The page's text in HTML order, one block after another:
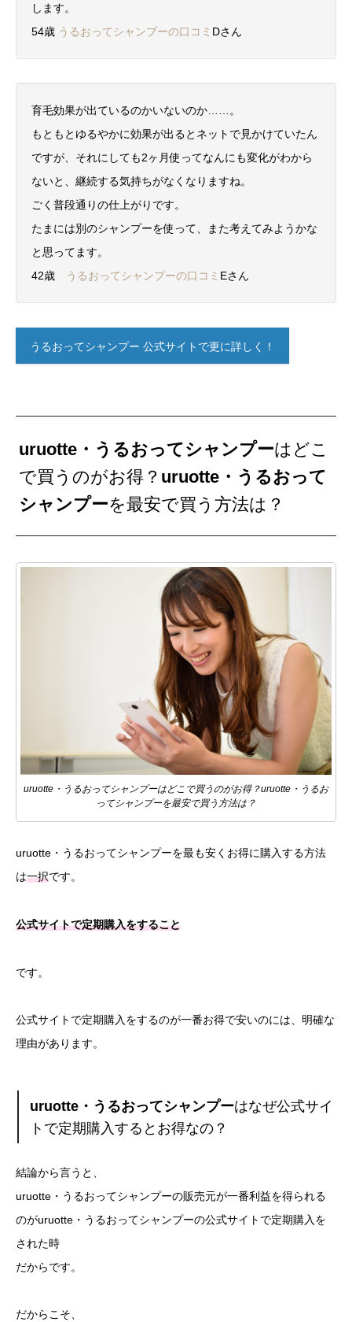
します。
54歳 うるおってシャンプーの口コミ Dさん
育毛効果が出ているのかいないのか……。
もともとゆるやかに効果が出るとネットで見かけていたん
ですが、それにしても2ヶ月使ってなんにも変化がわから
ないと、継続する気持ちがなくなりますね。
ごく普段通りの仕上がりです。
たまには別のシャンプーを使って、また考えてみようかな
と思ってます。
42歳
うるおってシャンプーの口コミ Eさん
うるおってシャンプー 公式サイトで更に詳しく！
uruotte・うるおってシャンプーはどこ
で買うのがお得？ uruotte・うるおって
シャンプーを最安で買う方法は？
uruotte・うるおってシャンプーはどこで買うのがお得？uruotte・うるお
ってシャンプーを最安で買う方法は？
uruotte・うるおってシャンプーを最も安くお得に購入する方法
は一択です。
公式サイトで定期購入をすること
です。
公式サイトで定期購入をするのが一番お得で安いのには、明確な
理由があります。
uruotte・うるおってシャンプーはなぜ公式サイ
トで定期購入するとお得なの？
結論から言うと、
uruotte・うるおってシャンプーの販売元が一番利益を得られる
のがuruotte・うるおってシャンプーの公式サイトで定期購入を
された時
だからです。
だからこそ、